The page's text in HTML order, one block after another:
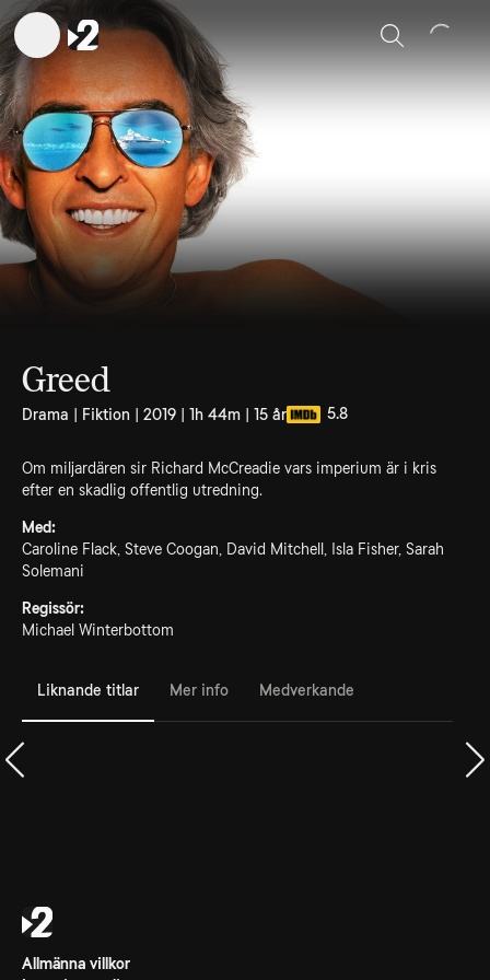
Sök
Greed
Drama | Fiktion | 2019 | 1h 44m | 15 år 5.8
Om miljardären sir Richard McCreadie vars imperium är i kris
efter en skadlig offentlig utredning.
Med:
Caroline Flack, Steve Coogan, David Mitchell, Isla Fisher, Sarah
Solemani
Regissör:
Michael Winterbottom
Liknande titlar Mer info Medverkande
Allmänna villkor